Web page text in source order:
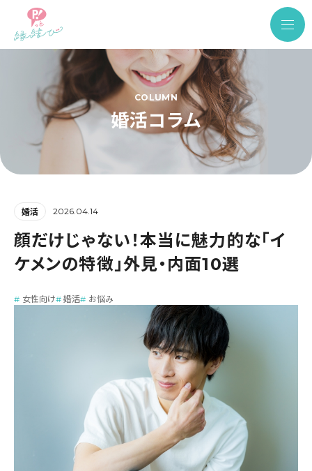
COLUMN
婚活コラム
婚活 2026.04.14
顔だけじゃない！本当に魅力的な「イ
ケメンの特徴」外見・内面10選
女性向け 婚活 お悩み